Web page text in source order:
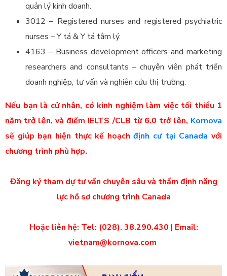
quản lý kinh doanh.
3012 – Registered nurses and registered psychiatric
nurses – Y tá & Y tá tâm lý.
4163 – Business development officers and marketing
researchers and consultants – chuyên viên phát triển
doanh nghiệp, tư vấn và nghiên cứu thị trường.
Nếu bạn là cử nhân, có kinh nghiệm làm việc tối thiểu 1
năm trở lên, và điểm IELTS /CLB từ 6.0 trở lên, Kornova
sẽ giúp bạn hiện thực kế hoạchđịnh cư tại Canada với
chương trình phù hợp.
Đăng ký tham dự tư vấn chuyên sâu và thẩm định năng
lực hồ sơ chương trình Canada
Hoặc liên hệ: Tel: (028). 38.290.430 | Email:
vietnam@kornova.com